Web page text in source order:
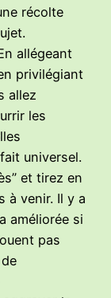
récolte
allégeant
privilégiant
allez
les
universel.
et tirez en
à venir. Il y a
améliorée si
pas